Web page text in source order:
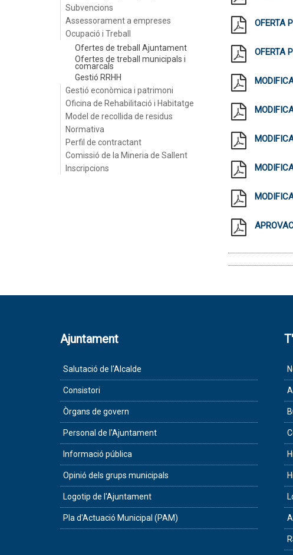
Subvencions
Assessorament a empreses
Ocupació i Treball
Ofertes de treball Ajuntament
Ofertes de treball municipals i
comarcals
Gestió RRHH
Gestió econòmica i patrimoni
Oficina de Rehabilitació i Habitatge
Model de recollida de residus
Normativa
Perfil de contractant
Comissió de la Mineria de Sallent
Inscripcions
OFERTA
OFERTA
Ajuntament
Salutació de l'Alcalde
Consistori
Òrgans de govern
Personal de l'Ajuntament
Informació pública
Opinió dels grups municipals
Logotip de l'Ajuntament
Pla d'Actuació Municipal (PAM)